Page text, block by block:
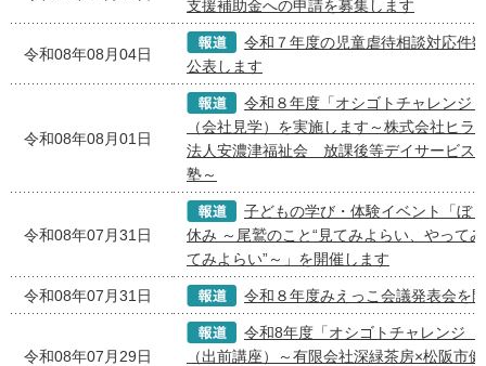
支援補助金への申請を募集します
令和08年08月04日
令和７年度の児童虐待相談対応件
公表します
令和08年08月01日
令和８年度「オシゴトチャレンジ
（会社見学）を実施します～株式会社ヒラ
法人安濃津福祉会 放課後等デイサービス
塾～
令和08年07月31日
子どもの学び・体験イベント「ぼ
休み ～尾鷲のこと“見てみよらい、やって
てみよらい”～」を開催します
令和08年07月31日 令和８年度みえっこ会議発表会を
令和08年07月29日
令和8年度「オシゴトチャレンジ
（出前講座）～有限会社深緑茶房×松阪市